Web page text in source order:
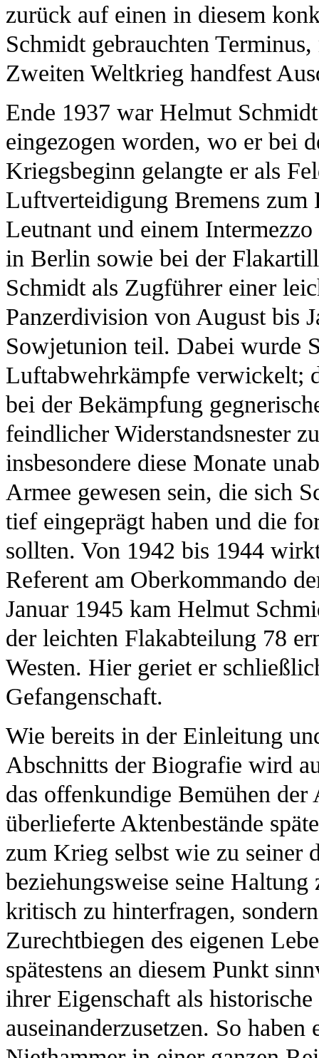
zurück auf einen in diesem
Schmidt gebrauchten
Zweiten Weltkrieg handfest
Ende 1937 war Helmut
eingezogen worden, wo er bei
Kriegsbeginn gelangte er als
Luftverteidigung Bremens zum
Leutnant und einem
in Berlin sowie bei der
Schmidt als Zugführer einer
Panzerdivision von August bis
Sowjetunion teil. Dabei wurde
Luftabwehrkämpfe verwickelt;
bei der Bekämpfung
feindlicher Widerstandsnester
insbesondere diese Monate
Armee gewesen sein, die sich
tief eingeprägt haben und die
sollten. Von 1942 bis 1944
Referent am Oberkommando
Januar 1945 kam Helmut
der leichten Flakabteilung 78
Westen. Hier geriet er
Gefangenschaft.
Wie bereits in der Einleitung
Abschnitts der Biografie wird
das offenkundige Bemühen
überlieferte Aktenbestände
zum Krieg selbst wie zu seiner
beziehungsweise seine
kritisch zu hinterfragen,
Zurechtbiegen des eigenen
spätestens an diesem Punkt
ihrer Eigenschaft als
auseinanderzusetzen. So